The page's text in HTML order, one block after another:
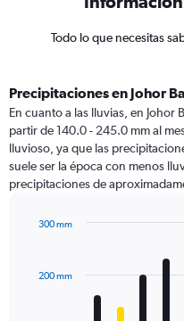
Todo lo que necesitas
Precipitaciones en Johor
En cuanto a las lluvias, en Johor
partir de 140.0 - 245.0 mm al
lluvioso, ya que las
suele ser la época con menos
precipitaciones de
with
12
200 mm
300 mm